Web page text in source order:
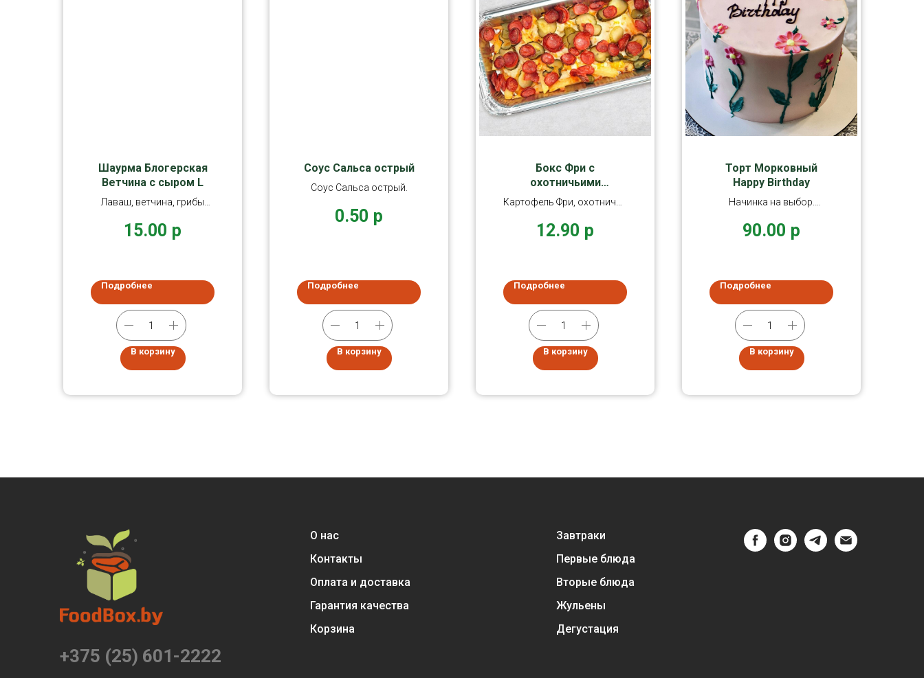
Шаурма Блогерская
Ветчина с сыром L
Лаваш, ветчина, грибы
капуста, помидоры
15.00 р
Подробнее
В корзину
Соус Сальса острый
Соус Сальса острый.
0.50 р
Подробнее
В корзину
Бокс Фри с
охотничьими
колбасками и
солеными огурчиками
Картофель Фри, охотничьи
огурчики
12.90 р
Подробнее
В корзину
Торт Морковный
Happy Birthday
Начинка на выбор.
морковь, яйца, сахар, мука
90.00 р
Подробнее
В корзину
+375 (25) 601-2222
О нас
Контакты
Оплата и доставка
Гарантия качества
Корзина
Завтраки
Первые блюда
Вторые блюда
Жульены
Дегустация